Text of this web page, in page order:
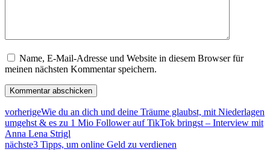
Name, E-Mail-Adresse und Website in diesem Browser für
meinen nächsten Kommentar speichern.
vorherigeWie du an dich und deine Träume glaubst, mit Niederlagen
umgehst & es zu 1 Mio Follower auf TikTok bringst – Interview mit
Anna Lena Strigl
nächste3 Tipps, um online Geld zu verdienen